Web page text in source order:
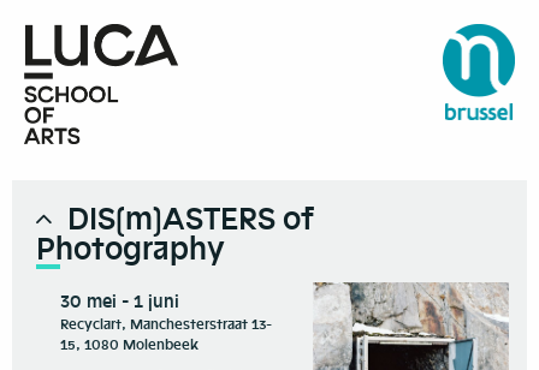
DIS(m)ASTERS of
Photography
30 mei - 1 juni
Recyclart, Manchesterstraat 13-
15, 1080 Molenbeek